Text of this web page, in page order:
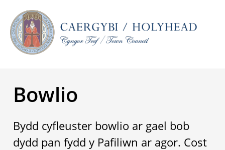
Bowlio
Bydd cyfleuster bowlio ar gael bob
dydd pan fydd y Pafiliwn ar agor. Cost